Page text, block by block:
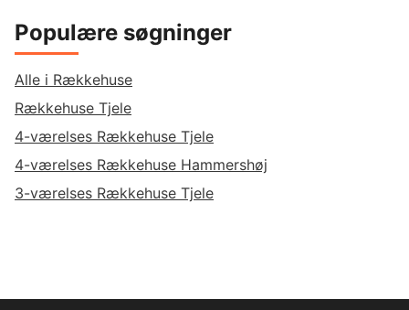
Populære søgninger
Alle i Rækkehuse
Rækkehuse Tjele
4-værelses Rækkehuse Tjele
4-værelses Rækkehuse Hammershøj
3-værelses Rækkehuse Tjele